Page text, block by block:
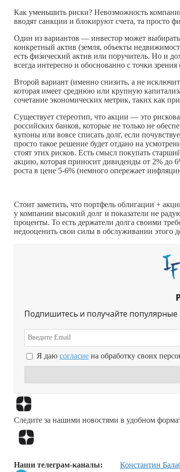
Как уменьшить риски? Невозможность
вводят санкции и блокируют счета, та просто
Один из вариантов — инвестор может
конкретный актив (земля, объекты
есть физический актив или поручитель. Но и
всегда интересно и обоснованно с точки зрения
Второй вариант (именно снизить, а не
которая имеет среднюю или крупную
сочетание экономических метрик, таких как
Существует стереотип, что акции — это
российских банков, которые не только не
купоны или вовсе списать долг, если
просто такое решение будет отдано на
стоят этих рисков. Есть смысл покупать
акцию, которая приносит дивиденды от 2% до
роста в цене 5-6% (немного опережает
Стоит заметить, что портфель облигации +
у компании высокий долг и показатели не
проценты. То есть держатели долга своими
недооценить свои силы в обслуживании этого
Подпишитесь и получайте
Я даю согласие на обработку своих
Следите за нашими новостями в удобном
Наши телеграм-каналы:
Константин